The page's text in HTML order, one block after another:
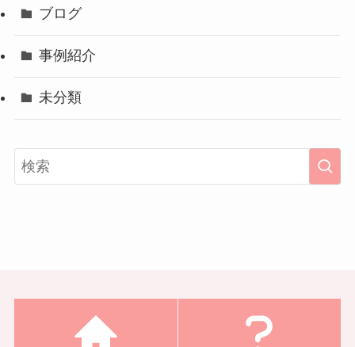
ブログ
事例紹介
未分類